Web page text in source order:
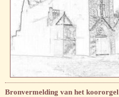
Bronvermelding van het koororgel